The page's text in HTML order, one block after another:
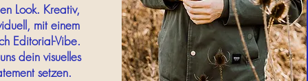
Look. Kreativ,
mit einem
Editorial-Vibe.
dein visuelles
setzen.